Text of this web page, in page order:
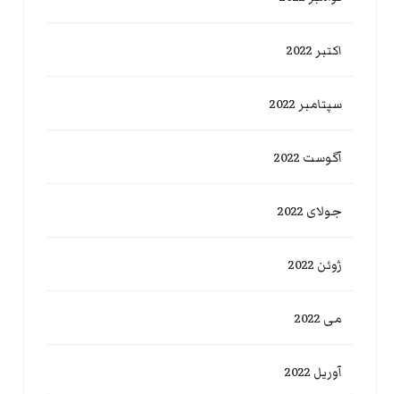
اکتبر 2022
سپتامبر 2022
آگوست 2022
جولای 2022
ژوئن 2022
می 2022
آوریل 2022